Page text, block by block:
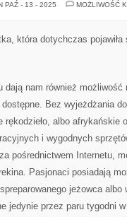
PAŹ - 13 - 2025
MOŻLIWOŚĆ
która dotychczas
nam również możliwość
Bez wyjeżdżania
albo afrykańskie
i wygodnych
pośrednictwem Internetu,
Pasjonaci posiadają
jeżowca albo
jedynie przez paru tygodni